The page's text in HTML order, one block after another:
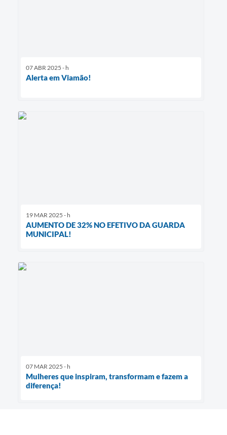
07 ABR 2025 - h
Alerta em Viamão!
19 MAR 2025 - h
AUMENTO DE 32% NO EFETIVO DA GUARDA
MUNICIPAL!
07 MAR 2025 - h
Mulheres que inspiram, transformam e fazem a
diferença!